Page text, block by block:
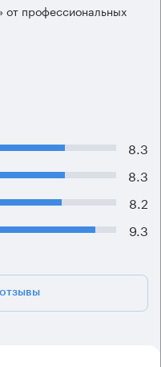
от профессиональных
8.3
8.3
8.2
9.3
отзывы